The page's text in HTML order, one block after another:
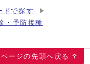
ドで探す
・予防接種
ページの先頭へ戻る